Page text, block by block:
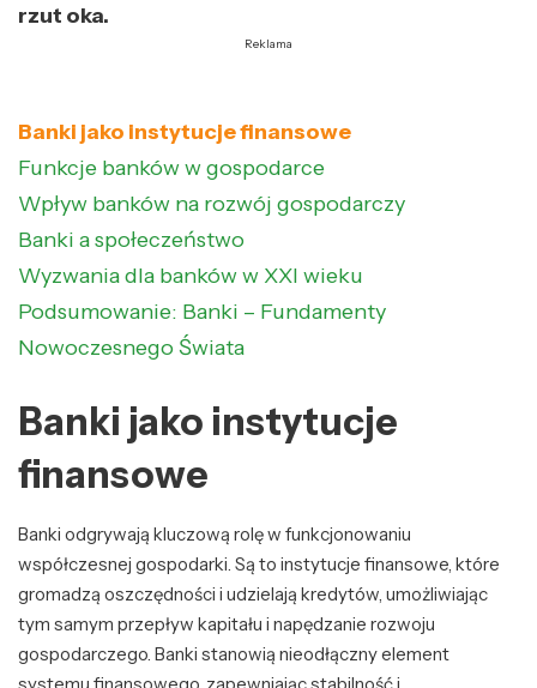
rzut oka.
Reklama
Banki jako instytucje finansowe
Funkcje banków w gospodarce
Wpływ banków na rozwój gospodarczy
Banki a społeczeństwo
Wyzwania dla banków w XXI wieku
Podsumowanie: Banki – Fundamenty
Nowoczesnego Świata
Banki jako instytucje
finansowe
Banki odgrywają kluczową rolę w funkcjonowaniu
współczesnej gospodarki. Są to instytucje finansowe, które
gromadzą oszczędności i udzielają kredytów, umożliwiając
tym samym przepływ kapitału i napędzanie rozwoju
gospodarczego. Banki stanowią nieodłączny element